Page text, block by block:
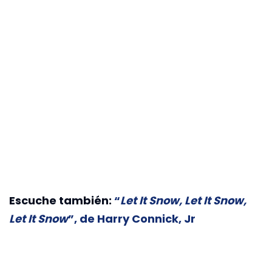
Escuche también: “Let It Snow, Let It Snow,
Let It Snow”, de Harry Connick, Jr